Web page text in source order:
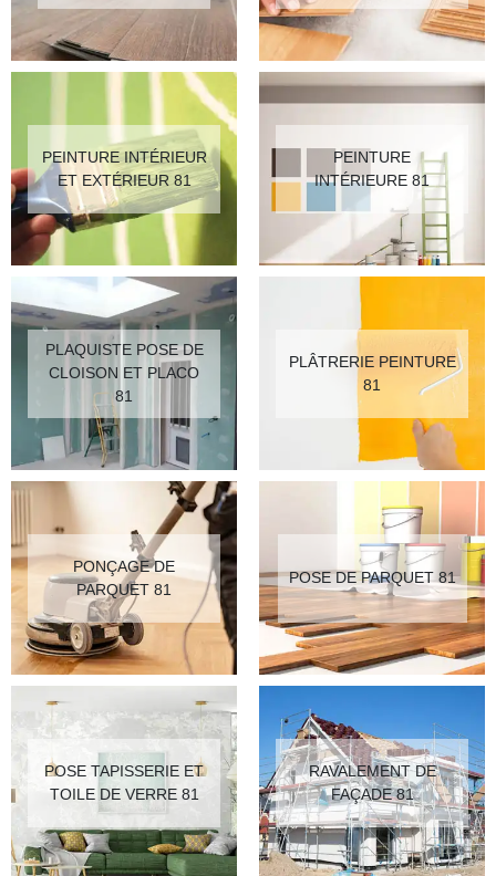
PEINTURE INTÉRIEUR
ET EXTÉRIEUR 81
PEINTURE
INTÉRIEURE 81
PLAQUISTE POSE DE
CLOISON ET PLACO
81
PLÂTRERIE PEINTURE
81
PONÇAGE DE
PARQUET 81
POSE DE PARQUET 81
POSE TAPISSERIE ET
TOILE DE VERRE 81
RAVALEMENT DE
FAÇADE 81